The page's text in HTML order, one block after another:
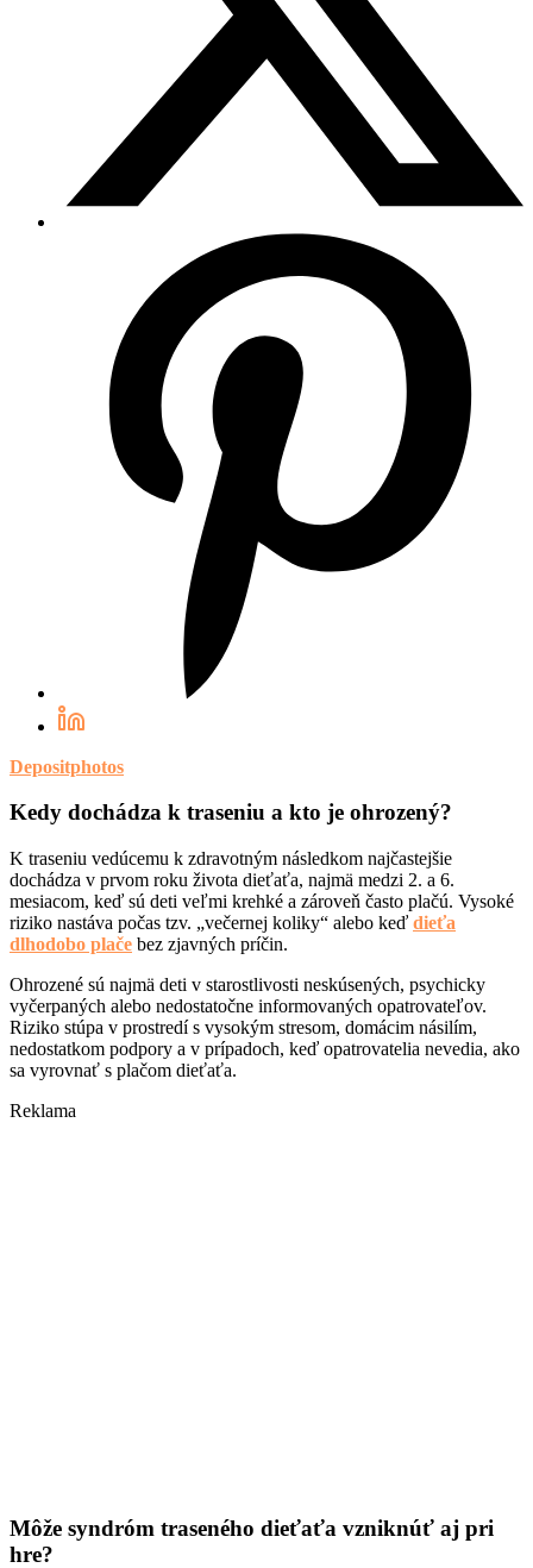
Depositphotos
Kedy dochádza k traseniu a kto je ohrozený?
K traseniu vedúcemu k zdravotným následkom najčastejšie
dochádza v prvom roku života dieťaťa, najmä medzi 2. a 6.
mesiacom, keď sú deti veľmi krehké a zároveň často plačú. Vysoké
riziko nastáva počas tzv. „večernej koliky“ alebo keď dieťa
dlhodobo plače bez zjavných príčin.
Ohrozené sú najmä deti v starostlivosti neskúsených, psychicky
vyčerpaných alebo nedostatočne informovaných opatrovateľov.
Riziko stúpa v prostredí s vysokým stresom, domácim násilím,
nedostatkom podpory a v prípadoch, keď opatrovatelia nevedia, ako
sa vyrovnať s plačom dieťaťa.
Reklama
Môže syndróm traseného dieťaťa vzniknúť aj pri
hre?